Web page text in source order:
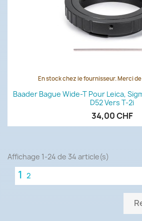
En stock chez le fournisseur. Merci
Baader Bague Wide-T Pour Leica,
D52 Vers T-2i
34,00 CHF
Affichage 1-24 de 34 article(s)
1 2